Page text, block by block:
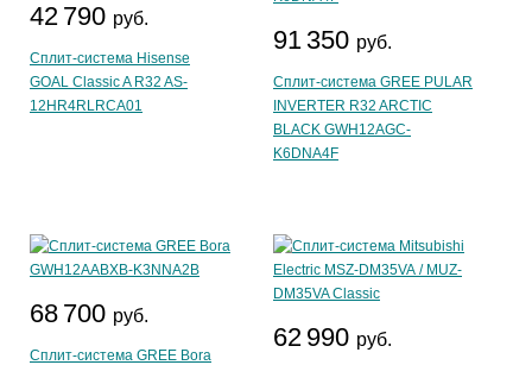
42 790 руб.
Сплит-система Hisense
GOAL Classic A R32 AS-
12HR4RLRCA01
91 350 руб.
Сплит-система GREE PULAR
INVERTER R32 ARCTIC
BLACK GWH12AGC-
K6DNA4F
68 700 руб.
Сплит-система GREE Bora
62 990 руб.